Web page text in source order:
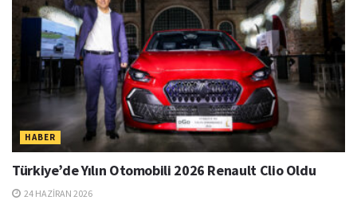
HABER
Türkiye’de Yılın Otomobili 2026 Renault Clio Oldu
24 HAZIRAN 2026